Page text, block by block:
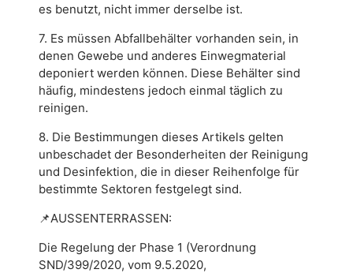
es benutzt, nicht immer derselbe ist.
7. Es müssen Abfallbehälter vorhanden sein, in
denen Gewebe und anderes Einwegmaterial
deponiert werden können. Diese Behälter sind
häufig, mindestens jedoch einmal täglich zu
reinigen.
8. Die Bestimmungen dieses Artikels gelten
unbeschadet der Besonderheiten der Reinigung
und Desinfektion, die in dieser Reihenfolge für
bestimmte Sektoren festgelegt sind.
📌AUSSENTERRASSEN:
Die Regelung der Phase 1 (Verordnung
SND/399/2020, vom 9.5.2020,